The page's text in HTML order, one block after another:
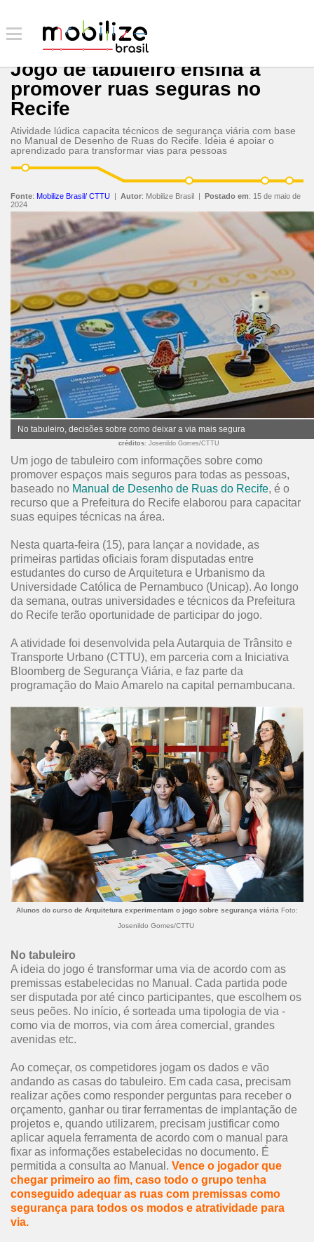
Jogo de tabuleiro ensina a
promover ruas seguras no
Recife
Atividade lúdica capacita técnicos de segurança viária com base
no Manual de Desenho de Ruas do Recife. Ideia é apoiar o
aprendizado para transformar vias para pessoas
Fonte: Mobilize Brasil/ CTTU | Autor: Mobilize Brasil | Postado em: 15 de maio de
2024
No tabuleiro, decisões sobre como deixar a via mais segura
créditos: Josenildo Gomes/CTTU
Um jogo de tabuleiro com informações sobre como
promover espaços mais seguros para todas as pessoas,
baseado no Manual de Desenho de Ruas do Recife, é o
recurso que a Prefeitura do Recife elaborou para capacitar
suas equipes técnicas na área.
Nesta quarta-feira (15), para lançar a novidade, as
primeiras partidas oficiais foram disputadas entre
estudantes do curso de Arquitetura e Urbanismo da
Universidade Católica de Pernambuco (Unicap). Ao longo
da semana, outras universidades e técnicos da Prefeitura
do Recife terão oportunidade de participar do jogo.
A atividade foi desenvolvida pela Autarquia de Trânsito e
Transporte Urbano (CTTU), em parceria com a Iniciativa
Bloomberg de Segurança Viária, e faz parte da
programação do Maio Amarelo na capital pernambucana.
Alunos do curso de Arquitetura experimentam o jogo sobre segurança viária Foto:
Josenildo Gomes/CTTU
No tabuleiro
A ideia do jogo é transformar uma via de acordo com as
premissas estabelecidas no Manual. Cada partida pode
ser disputada por até cinco participantes, que escolhem os
seus peões. No início, é sorteada uma tipologia de via -
como via de morros, via com área comercial, grandes
avenidas etc.
Ao começar, os competidores jogam os dados e vão
andando as casas do tabuleiro. Em cada casa, precisam
realizar ações como responder perguntas para receber o
orçamento, ganhar ou tirar ferramentas de implantação de
projetos e, quando utilizarem, precisam justificar como
aplicar aquela ferramenta de acordo com o manual para
fixar as informações estabelecidas no documento. É
permitida a consulta ao Manual. Vence o jogador que
chegar primeiro ao fim, caso todo o grupo tenha
conseguido adequar as ruas com premissas como
segurança para todos os modos e atratividade para
via.